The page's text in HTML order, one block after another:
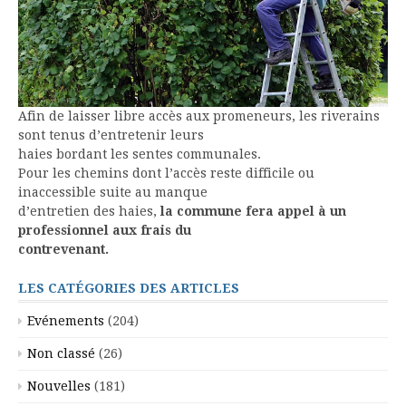
Afin de laisser libre accès aux promeneurs, les riverains
sont tenus d’entretenir leurs
haies bordant les sentes communales.
Pour les chemins dont l’accès reste difficile ou
inaccessible suite au manque
d’entretien des haies,la commune fera appel à un
professionnel aux frais du
contrevenant.
LES CATÉGORIES DES ARTICLES
Evénements (204)
Non classé (26)
Nouvelles (181)